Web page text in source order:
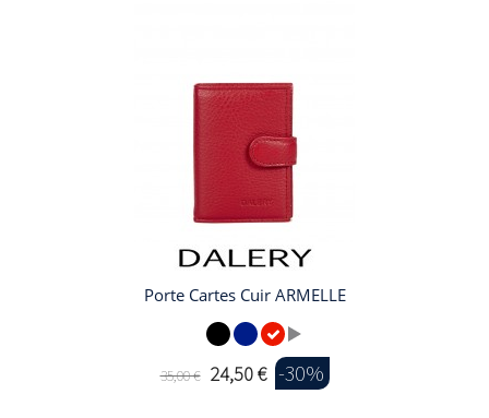
Porte Cartes Cuir ARMELLE
35,00 € 24,50 € -30%